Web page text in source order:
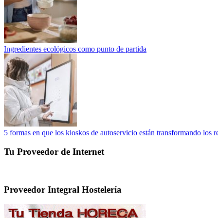
Ingredientes ecológicos como punto de partida
5 formas en que los kioskos de autoservicio están transformando los
Tu Proveedor de Internet
Proveedor Integral Hostelería